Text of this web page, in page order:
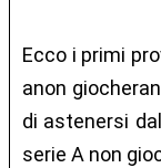
Ecco i primi
anon
di astenersi
serie A non